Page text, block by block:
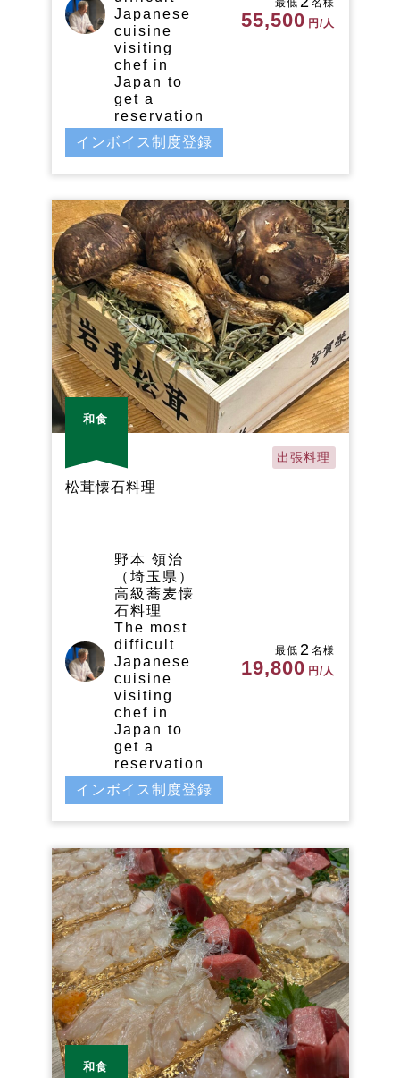
Japanese
cuisine
visiting
chef in
Japan to
get a
reservation
最低 名様
55,500 円/人
インボイス制度登録
和食
出張料理
松茸懐石料理
野本 領治
（埼玉県）
高級蕎麦懐
石料理
The most
difficult
Japanese
cuisine
visiting
chef in
Japan to
get a
reservation
最低 2 名様
19,800 円/人
インボイス制度登録
和食